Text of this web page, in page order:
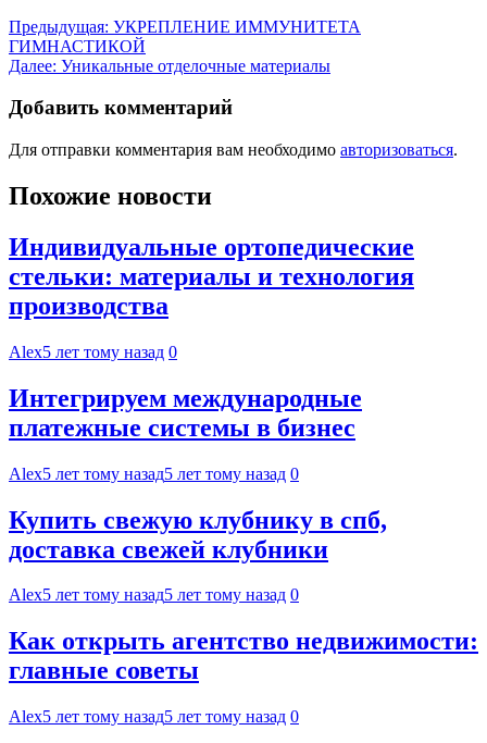
Навигация
по
Предыдущая: УКРЕПЛЕНИЕ ИММУНИТЕТА
ГИМНАСТИКОЙ
Далее: Уникальные отделочные материалы
Добавить комментарий
Для отправки комментария вам необходимо авторизоваться.
Похожие новости
Индивидуальные ортопедические
стельки: материалы и технология
производства
Alex5 лет тому назад 0
Интегрируем международные
платежные системы в бизнес
Alex5 лет тому назад5 лет тому назад 0
Купить свежую клубнику в спб,
доставка свежей клубники
Alex5 лет тому назад5 лет тому назад 0
Как открыть агентство недвижимости:
главные советы
Alex5 лет тому назад5 лет тому назад 0